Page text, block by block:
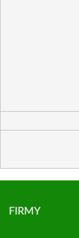
FIRMY